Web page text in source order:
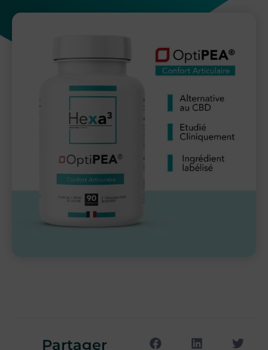
Partager